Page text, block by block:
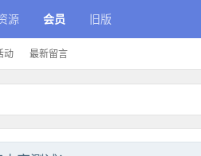
源 会员
动 最新留言
旧版